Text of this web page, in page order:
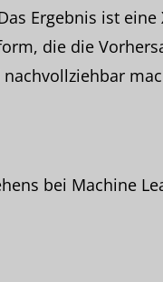
Ergebnis ist eine
die die
bei Machine